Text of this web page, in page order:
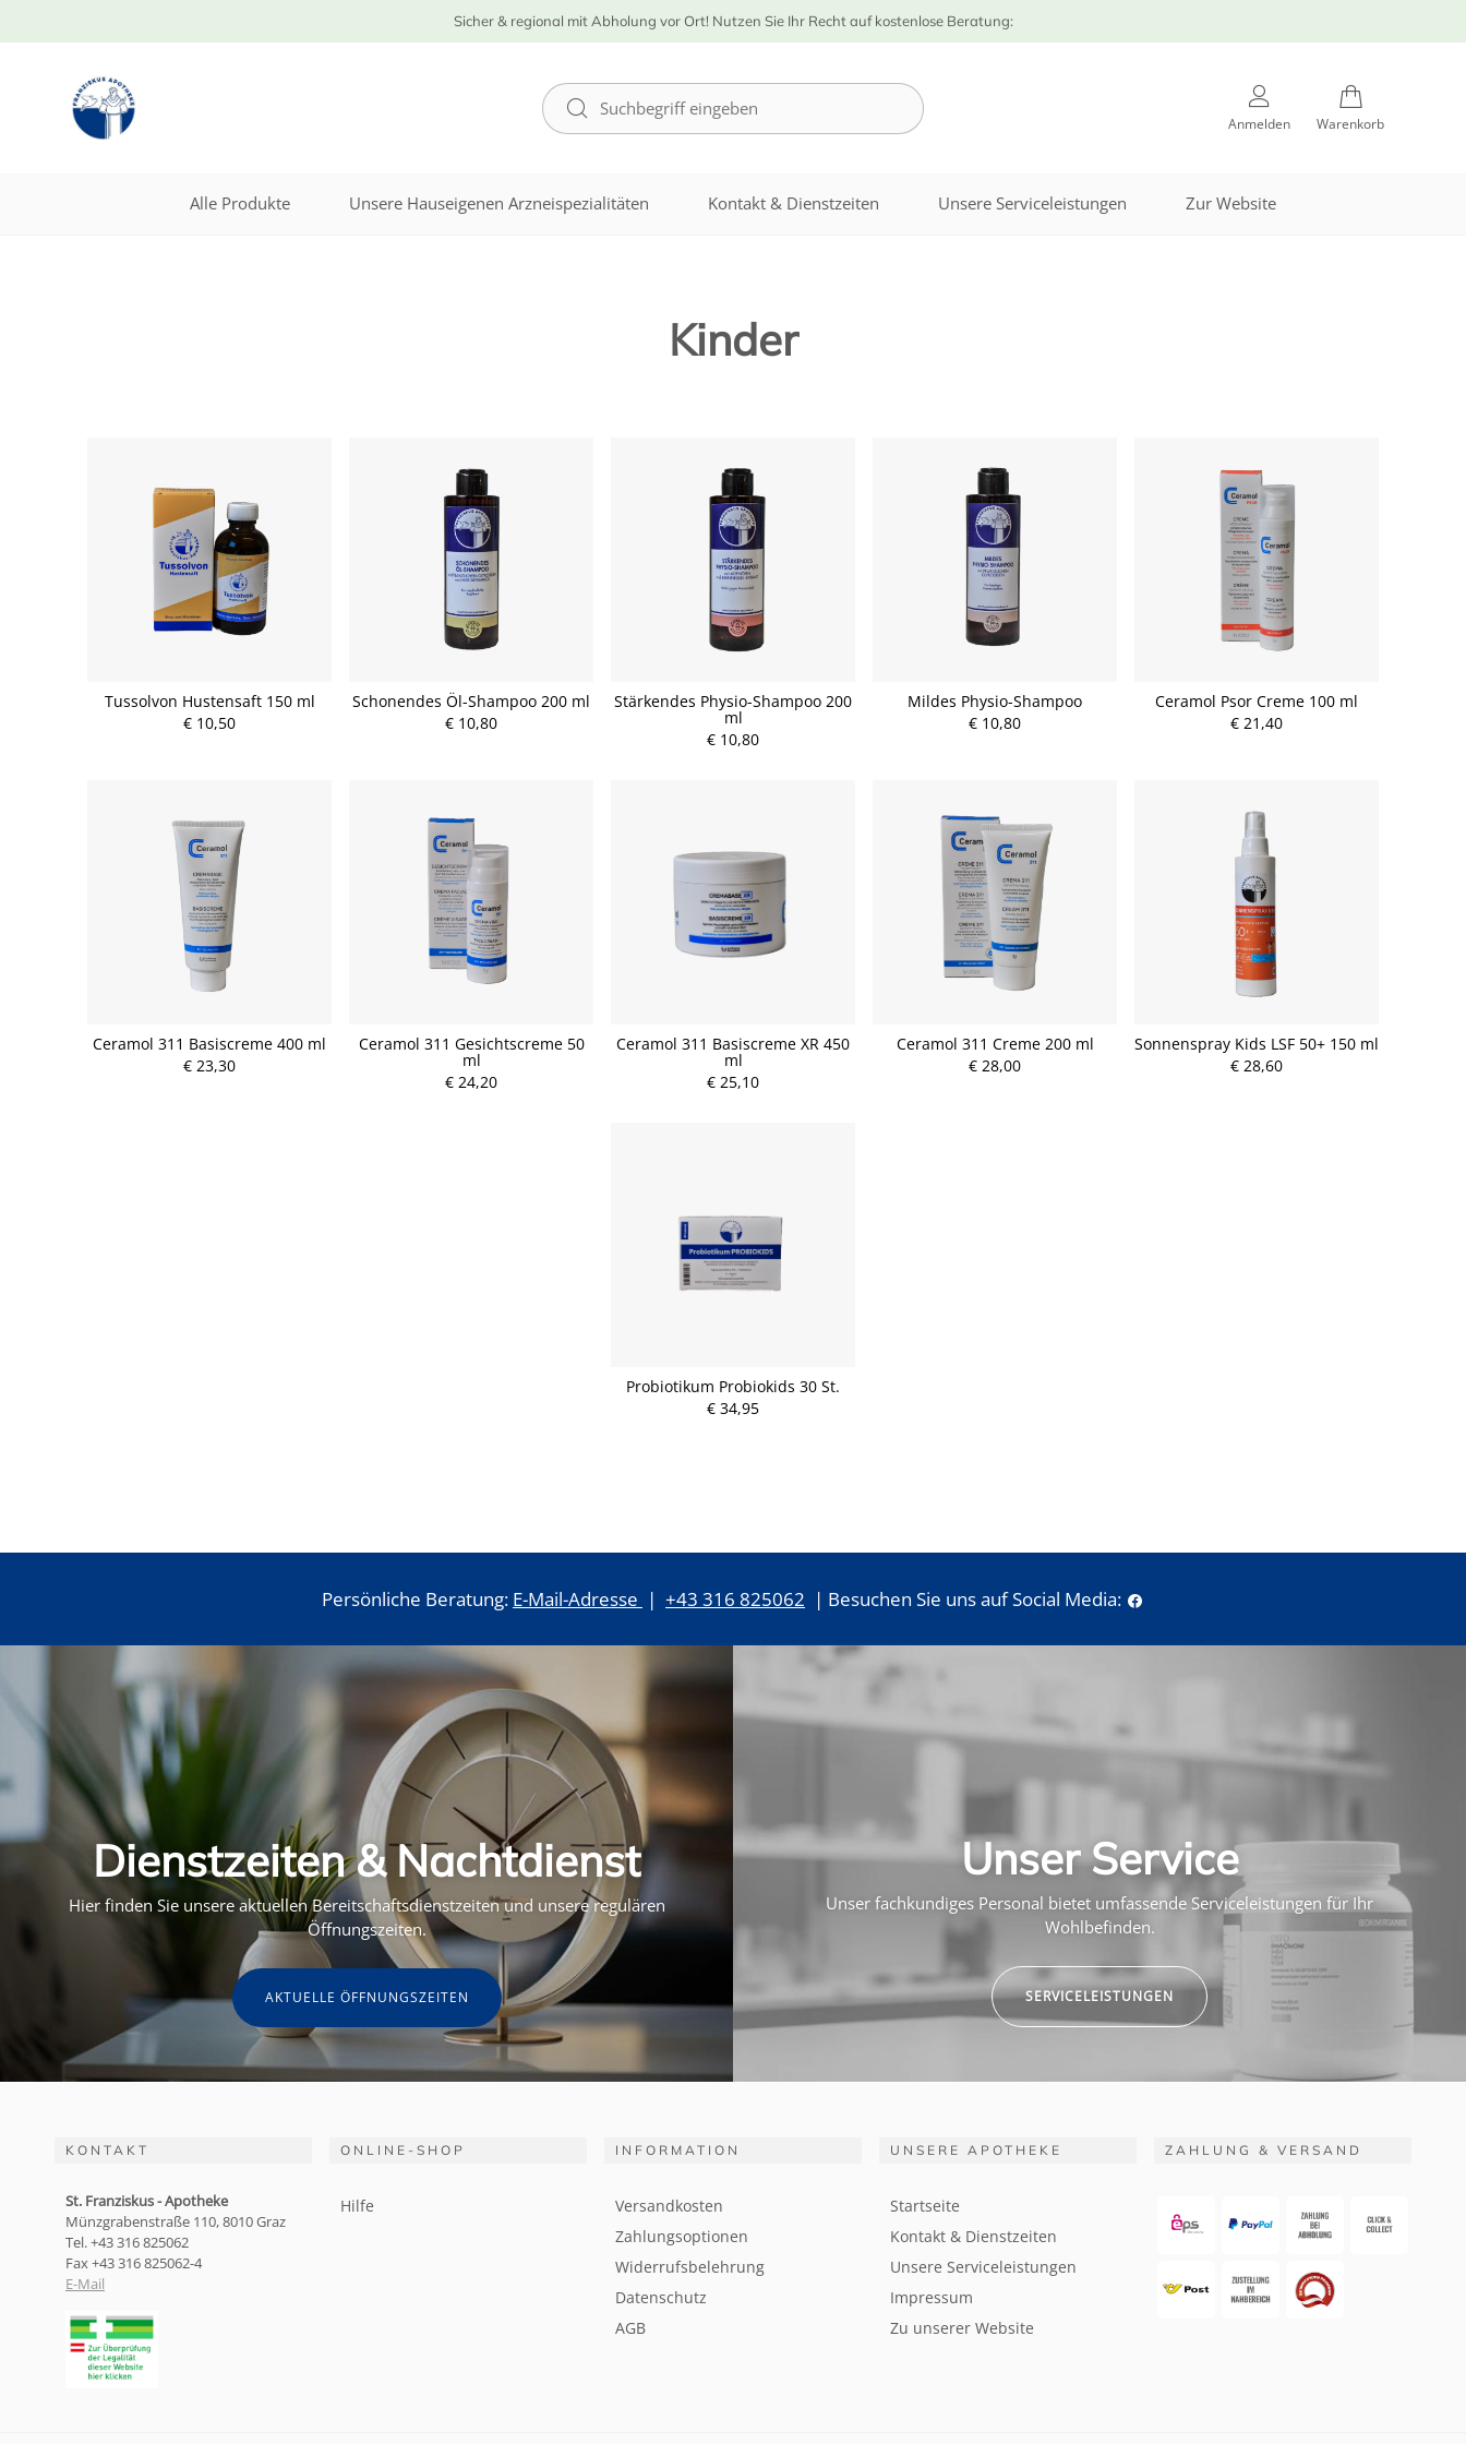
Sicher & regional mit Abholung vor Ort! Nutzen Sie Ihr Recht auf kostenlose Beratung:
Anmelden Warenkorb
Alle Produkte Unsere Hauseigenen Arzneispezialitäten Kontakt & Dienstzeiten Unsere Serviceleistungen Zur Website
Kinder
Tussolvon Hustensaft 150 ml
€ 10,50
Schonendes Öl-Shampoo 200 ml
€ 10,80
Stärkendes Physio-Shampoo 200
ml
€ 10,80
Mildes Physio-Shampoo
€ 10,80
Ceramol Psor Creme 100 ml
€ 21,40
Ceramol 311 Basiscreme 400 ml
€ 23,30
Ceramol 311 Gesichtscreme 50
ml
€ 24,20
Ceramol 311 Basiscreme XR 450
ml
€ 25,10
Ceramol 311 Creme 200 ml
€ 28,00
Sonnenspray Kids LSF 50+ 150 ml
€ 28,60
Probiotikum Probiokids 30 St.
€ 34,95
Persönliche Beratung: E-Mail-Adresse | +43 316 825062 | Besuchen Sie uns auf Social Media:
Dienstzeiten & Nachtdienst
Hier finden Sie unsere aktuellen Bereitschaftsdienstzeiten und unsere regulären
Öffnungszeiten.
AKTUELLE ÖFFNUNGSZEITEN
Unser Service
Unser fachkundiges Personal bietet umfassende Serviceleistungen für Ihr
Wohlbefinden.
SERVICELEISTUNGEN
KONTAKT
St. Franziskus - Apotheke
Münzgrabenstraße 110, 8010 Graz
Tel. +43 316 825062
Fax +43 316 825062-4
E-Mail
ONLINE-SHOP
Hilfe
INFORMATION
Versandkosten
Zahlungsoptionen
Widerrufsbelehrung
Datenschutz
AGB
UNSERE APOTHEKE
Startseite
Kontakt & Dienstzeiten
Unsere Serviceleistungen
Impressum
Zu unserer Website
ZAHLUNG & VERSAND